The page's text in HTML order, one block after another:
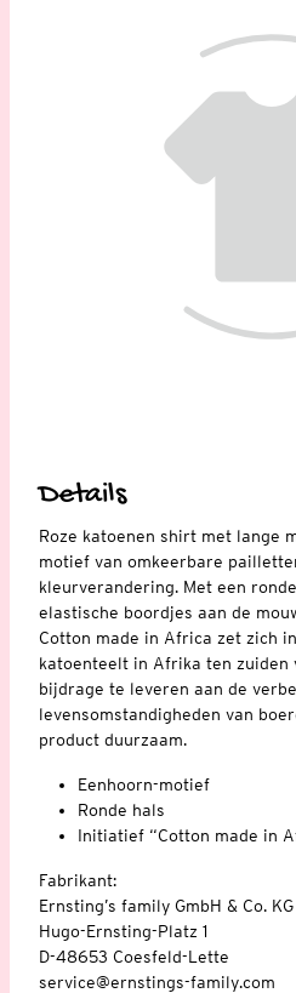
Details
Roze katoenen shirt met lange
motief van omkeerbare
kleurverandering. Met een
elastische boordjes aan de
Cotton made in Africa zet zich
katoenteelt in Afrika ten zuiden
bijdrage te leveren aan de
levensomstandigheden van
product duurzaam.
Eenhoorn-motief
Ronde hals
Initiatief “Cotton made in
Fabrikant:
Ernsting’s family GmbH & Co. KG
Hugo-Ernsting-Platz 1
D-48653 Coesfeld-Lette
service@ernstings-family.com